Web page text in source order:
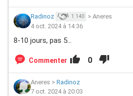
Radinoz 1 140 > Aneres
4 oct. 2024 à 14:36
8-10 jours, pas 5…
Commenter 0
Aneres > Radinoz
7 oct. 2024 à 20:03